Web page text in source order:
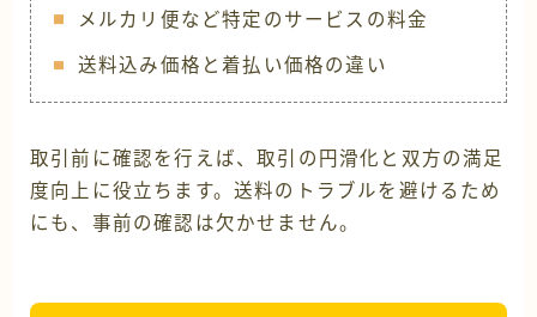
メルカリ便など特定のサービスの料金
送料込み価格と着払い価格の違い
取引前に確認を行えば、取引の円滑化と双方の満足
度向上に役立ちます。送料のトラブルを避けるため
にも、事前の確認は欠かせません。